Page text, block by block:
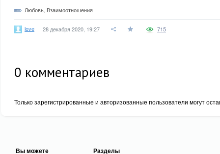
Любовь Взаимоотношения
love 28 декабря 2020, 19:27 715
0 комментариев
Только зарегистрированные и авторизованные пользователи могут
Вы можете Разделы